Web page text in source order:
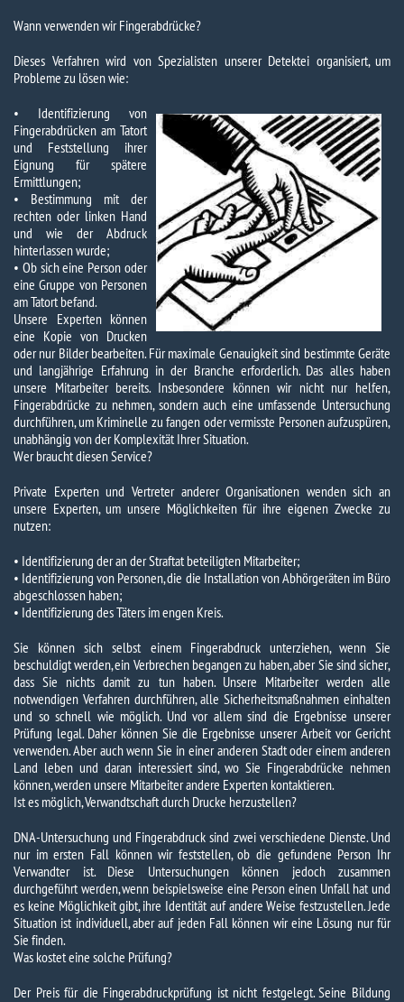
Wann verwenden wir Fingerabdrücke?
Dieses Verfahren wird von Spezialisten unserer Detektei organisiert, um
Probleme zu lösen wie:
• Identifizierung von
Fingerabdrücken am Tatort
und Feststellung ihrer
Eignung für spätere
Ermittlungen;
• Bestimmung mit der
rechten oder linken Hand
und wie der Abdruck
hinterlassen wurde;
• Ob sich eine Person oder
eine Gruppe von Personen
am Tatort befand.
Unsere Experten können
eine Kopie von Drucken
oder nur Bilder bearbeiten. Für maximale Genauigkeit sind bestimmte Geräte
und langjährige Erfahrung in der Branche erforderlich. Das alles haben
unsere Mitarbeiter bereits. Insbesondere können wir nicht nur helfen,
Fingerabdrücke zu nehmen, sondern auch eine umfassende Untersuchung
durchführen, um Kriminelle zu fangen oder vermisste Personen aufzuspüren,
unabhängig von der Komplexität Ihrer Situation.
Wer braucht diesen Service?
Private Experten und Vertreter anderer Organisationen wenden sich an
unsere Experten, um unsere Möglichkeiten für ihre eigenen Zwecke zu
nutzen:
• Identifizierung der an der Straftat beteiligten Mitarbeiter;
• Identifizierung von Personen, die die Installation von Abhörgeräten im Büro
abgeschlossen haben;
• Identifizierung des Täters im engen Kreis.
Sie können sich selbst einem Fingerabdruck unterziehen, wenn Sie
beschuldigt werden, ein Verbrechen begangen zu haben, aber Sie sind sicher,
dass Sie nichts damit zu tun haben. Unsere Mitarbeiter werden alle
notwendigen Verfahren durchführen, alle Sicherheitsmaßnahmen einhalten
und so schnell wie möglich. Und vor allem sind die Ergebnisse unserer
Prüfung legal. Daher können Sie die Ergebnisse unserer Arbeit vor Gericht
verwenden. Aber auch wenn Sie in einer anderen Stadt oder einem anderen
Land leben und daran interessiert sind, wo Sie Fingerabdrücke nehmen
können, werden unsere Mitarbeiter andere Experten kontaktieren.
Ist es möglich, Verwandtschaft durch Drucke herzustellen?
DNA-Untersuchung und Fingerabdruck sind zwei verschiedene Dienste. Und
nur im ersten Fall können wir feststellen, ob die gefundene Person Ihr
Verwandter ist. Diese Untersuchungen können jedoch zusammen
durchgeführt werden, wenn beispielsweise eine Person einen Unfall hat und
es keine Möglichkeit gibt, ihre Identität auf andere Weise festzustellen. Jede
Situation ist individuell, aber auf jeden Fall können wir eine Lösung nur für
Sie finden.
Was kostet eine solche Prüfung?
Der Preis für die Fingerabdruckprüfung ist nicht festgelegt. Seine Bildung